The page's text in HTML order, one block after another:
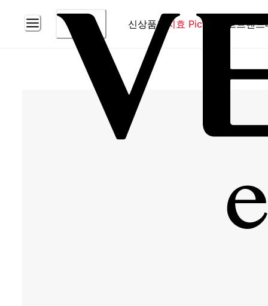
신상품홈 지효 Pick 베스트브랜드